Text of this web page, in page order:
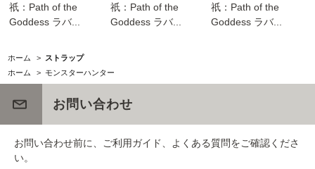
祇：Path of the
Goddess ラバ...
祇：Path of the
Goddess ラバ...
祇：Path of the
Goddess ラバ...
ホーム > ストラップ
ホーム
> モンスターハンター
お問い合わせ
お問い合わせ前に、ご利用ガイド、よくある質問をご確認くださ
い。